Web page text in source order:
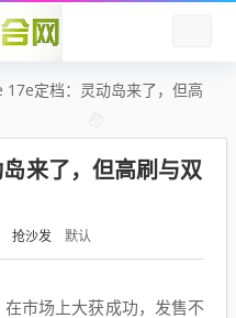
17e定档：灵动岛来了，但高
来了，但高刷与双
抢沙发 默认
市场上大获成功，发售不